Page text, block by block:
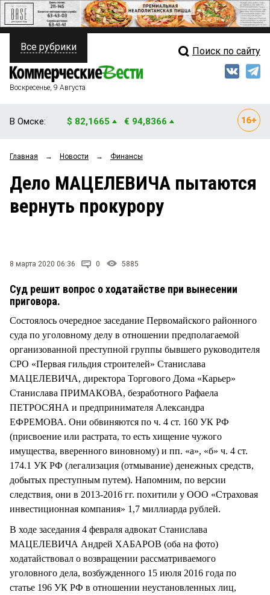
ПОЛИТИКА
ФИНАНСЫ
ОБЩЕСТВО
ЗАКОН
НОВОСТИ КОМПАНИЙ
СТИЛЬ ЖИЗНИ
Свежий выпуск
Рейтинги
Блоги
Все рубрики Поиск по сайту
Воскресенье, 9 Августа
В Омске: $ 82,1665 € 94,8366
Главная → Новости → Финансы
Дело МАЦЕЛЕВИЧА пытаются
вернуть прокурору
8 марта 2020 06:36 0 5885
Суд решит вопрос о ходатайстве при вынесении
приговора.
Состоялось очередное заседание Первомайского районного
суда по уголовному делу в отношении предполагаемой
организованной преступной группы бывшего руководителя
СРО «Первая гильдия строителей» Станислава
МАЦЕЛЕВИЧА, директора Торгового Дома «Карьер»
Станислава ПРИМАКОВА, безработного Рафаела
ПЕТРОСЯНА и предпринимателя Александра
ЕФРЕМОВА. Они обвиняются по ч. 4 ст. 160 УК РФ
(присвоение или растрата, то есть хищение чужого
имущества, вверенного виновному) и пп. «а», «б» ч. 4 ст.
174.1 УК РФ (легализация (отмывание) денежных средств,
добытых преступным путем). Напомним, по версии
следствия, они в 2013-2016 гг. похитили у ООО «Страховая
инвестиционная компания» 1,7 миллиарда рублей.
В ходе заседания 4 февраля адвокат Станислава
МАЦЕЛЕВИЧА Андрей ХАБАРОВ (оба на фото)
ходатайствовал о возвращении рассматриваемого
уголовного дела, возбужденного 15 июля 2016 года по
статье 196 УК РФ в отношении неустановленных лиц,